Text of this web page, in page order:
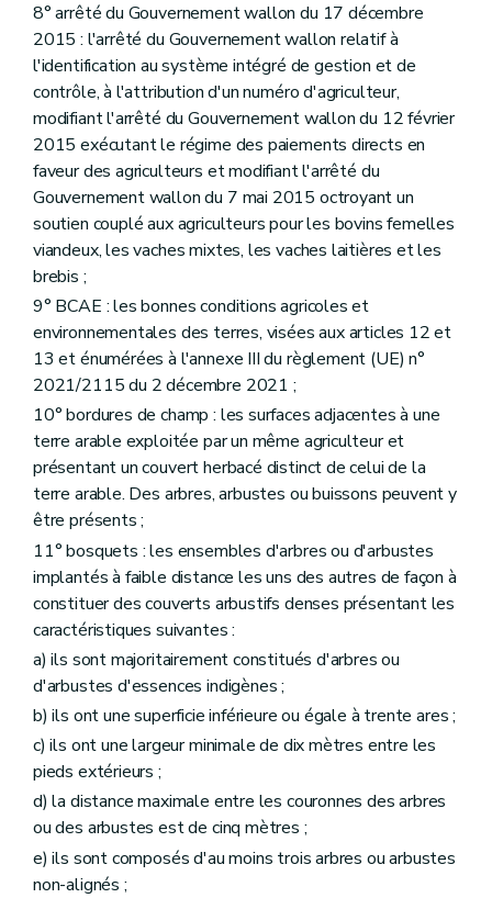
8° arrêté du Gouvernement wallon du 17 décembre
2015 : l'arrêté du Gouvernement wallon relatif à
l'identification au système intégré de gestion et de
contrôle, à l'attribution d'un numéro d'agriculteur,
modifiant l'arrêté du Gouvernement wallon du 12 février
2015 exécutant le régime des paiements directs en
faveur des agriculteurs et modifiant l'arrêté du
Gouvernement wallon du 7 mai 2015 octroyant un
soutien couplé aux agriculteurs pour les bovins femelles
viandeux, les vaches mixtes, les vaches laitières et les
brebis ;
9° BCAE : les bonnes conditions agricoles et
environnementales des terres, visées aux articles 12 et
13 et énumérées à l'annexe III du règlement (UE) n°
2021/2115 du 2 décembre 2021 ;
10° bordures de champ : les surfaces adjacentes à une
terre arable exploitée par un même agriculteur et
présentant un couvert herbacé distinct de celui de la
terre arable. Des arbres, arbustes ou buissons peuvent y
être présents ;
11° bosquets : les ensembles d'arbres ou d'arbustes
implantés à faible distance les uns des autres de façon à
constituer des couverts arbustifs denses présentant les
caractéristiques suivantes :
a) ils sont majoritairement constitués d'arbres ou
d'arbustes d'essences indigènes ;
b) ils ont une superficie inférieure ou égale à trente ares ;
c) ils ont une largeur minimale de dix mètres entre les
pieds extérieurs ;
d) la distance maximale entre les couronnes des arbres
ou des arbustes est de cinq mètres ;
e) ils sont composés d'au moins trois arbres ou arbustes
non-alignés ;